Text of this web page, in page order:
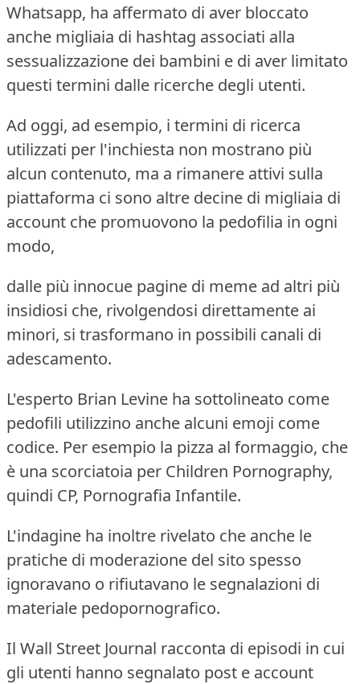
Whatsapp, ha affermato di aver bloccato
anche migliaia di hashtag associati alla
sessualizzazione dei bambini e di aver limitato
questi termini dalle ricerche degli utenti.
Ad oggi, ad esempio, i termini di ricerca
utilizzati per l'inchiesta non mostrano più
alcun contenuto, ma a rimanere attivi sulla
piattaforma ci sono altre decine di migliaia di
account che promuovono la pedofilia in ogni
modo,
dalle più innocue pagine di meme ad altri più
insidiosi che, rivolgendosi direttamente ai
minori, si trasformano in possibili canali di
adescamento.
L'esperto Brian Levine ha sottolineato come
pedofili utilizzino anche alcuni emoji come
codice. Per esempio la pizza al formaggio, che
è una scorciatoia per Children Pornography,
quindi CP, Pornografia Infantile.
L'indagine ha inoltre rivelato che anche le
pratiche di moderazione del sito spesso
ignoravano o rifiutavano le segnalazioni di
materiale pedopornografico.
Il Wall Street Journal racconta di episodi in cui
gli utenti hanno segnalato post e account